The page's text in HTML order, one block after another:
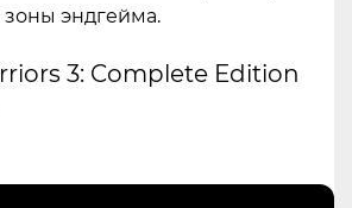
эндгейма.
3: Complete Edition